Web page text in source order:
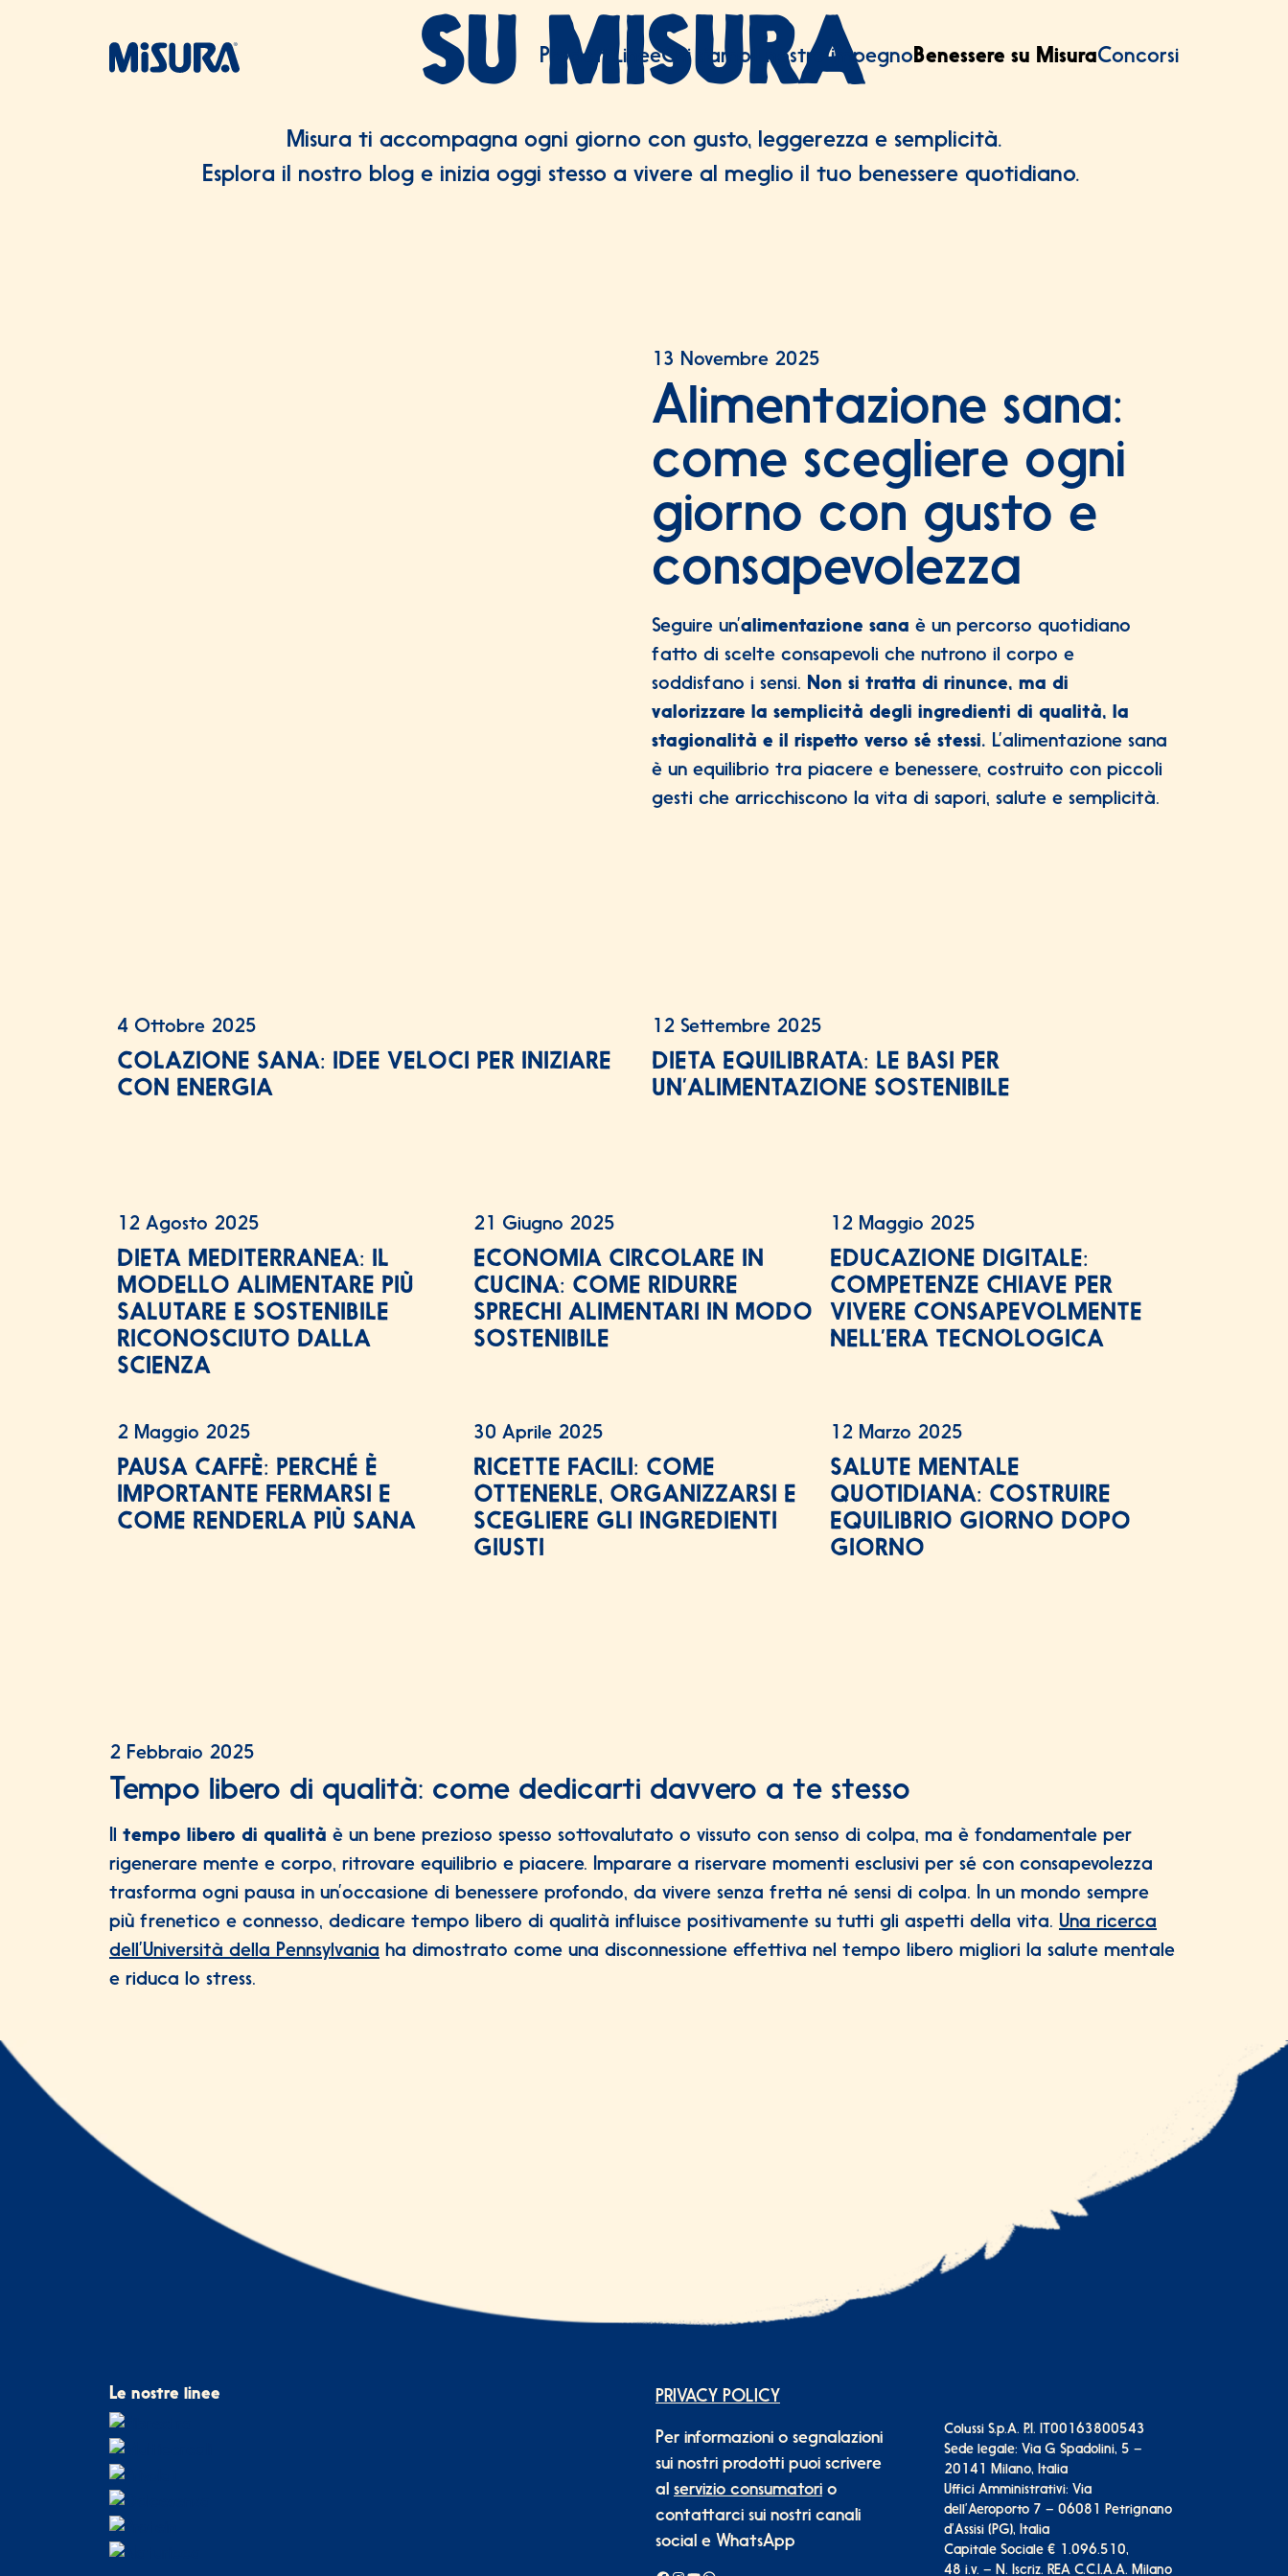
Prodotti LineeChi siamo Il nostro impegnoBenessere su MisuraConcorsi
SU MISURA
Misura ti accompagna ogni giorno con gusto, leggerezza e semplicità.
Esplora il nostro blog e inizia oggi stesso a vivere al meglio il tuo benessere quotidiano.
13 Novembre 2025
Alimentazione sana:
come scegliere ogni
giorno con gusto e
consapevolezza
Seguire un’alimentazione sana è un percorso quotidiano
fatto di scelte consapevoli che nutrono il corpo e
soddisfano i sensi. Non si tratta di rinunce, ma di
valorizzare la semplicità degli ingredienti di qualità, la
stagionalità e il rispetto verso sé stessi. L’alimentazione sana
è un equilibrio tra piacere e benessere, costruito con piccoli
gesti che arricchiscono la vita di sapori, salute e semplicità.
4 Ottobre 2025
COLAZIONE SANA: IDEE VELOCI PER INIZIARE
CON ENERGIA
12 Settembre 2025
DIETA EQUILIBRATA: LE BASI PER
UN’ALIMENTAZIONE SOSTENIBILE
12 Agosto 2025
DIETA MEDITERRANEA: IL
MODELLO ALIMENTARE PIÙ
SALUTARE E SOSTENIBILE
RICONOSCIUTO DALLA
SCIENZA
21 Giugno 2025
ECONOMIA CIRCOLARE IN
CUCINA: COME RIDURRE
SPRECHI ALIMENTARI IN MODO
SOSTENIBILE
12 Maggio 2025
EDUCAZIONE DIGITALE:
COMPETENZE CHIAVE PER
VIVERE CONSAPEVOLMENTE
NELL’ERA TECNOLOGICA
2 Maggio 2025
PAUSA CAFFÈ: PERCHÉ È
IMPORTANTE FERMARSI E
COME RENDERLA PIÙ SANA
30 Aprile 2025
RICETTE FACILI: COME
OTTENERLE, ORGANIZZARSI E
SCEGLIERE GLI INGREDIENTI
GIUSTI
12 Marzo 2025
SALUTE MENTALE
QUOTIDIANA: COSTRUIRE
EQUILIBRIO GIORNO DOPO
GIORNO
2 Febbraio 2025
Tempo libero di qualità: come dedicarti davvero a te stesso
tempo libero di qualità è un bene prezioso spesso sottovalutato o vissuto con senso di colpa, ma è fondamentale per
rigenerare mente e corpo, ritrovare equilibrio e piacere. Imparare a riservare momenti esclusivi per sé con consapevolezza
trasforma ogni pausa in un’occasione di benessere profondo, da vivere senza fretta né sensi di colpa. In un mondo sempre
più frenetico e connesso, dedicare tempo libero di qualità influisce positivamente su tutti gli aspetti della vita. Una ricerca
dell’Università della Pennsylvania ha dimostrato come una disconnessione effettiva nel tempo libero migliori la salute mentale
e riduca lo stress.
Le nostre linee PRIVACY POLICY
Per informazioni o segnalazioni
sui nostri prodotti puoi scrivere
al servizio consumatori o
contattarci sui nostri canali
social e WhatsApp
Colussi S.p.A. P.I. IT00163800543
Sede legale: Via G. Spadolini, 5 –
20141 Milano, Italia
Uffici Amministrativi: Via
dell’Aeroporto 7 – 06081 Petrignano
d’Assisi (PG), Italia
Capitale Sociale € 1.096.510,
48 i.v. – N. Iscriz. REA C.C.I.A.A. Milano